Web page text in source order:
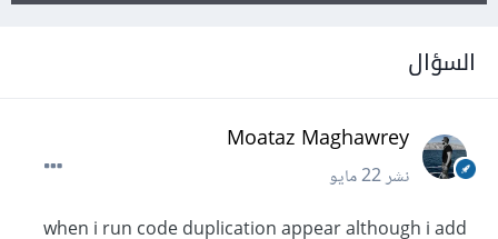
السؤال
Moataz Maghawrey
نشر22 مايو
when i run code duplication appear although i add